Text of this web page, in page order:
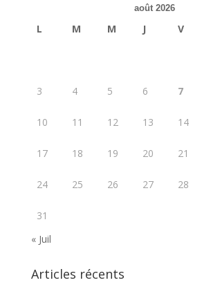
août 2026
L M M J V
3 4 5 6 7
10 11 12 13 14
17 18 19 20 21
24 25 26 27 28
31
« Juil
Articles récents